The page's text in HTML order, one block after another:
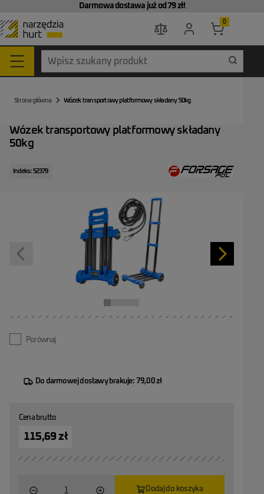
Darmowa dostawa już od 79 zł!
Go to the home page
Strona główna Wózek transportowy platformowy składany 50kg
Wózek transportowy platformowy składany
50kg
Indeks: 52379
Porównaj
Do darmowej dostawy brakuje: 79,00 zł
Cena brutto
115,69 zł
Dodaj do koszyka